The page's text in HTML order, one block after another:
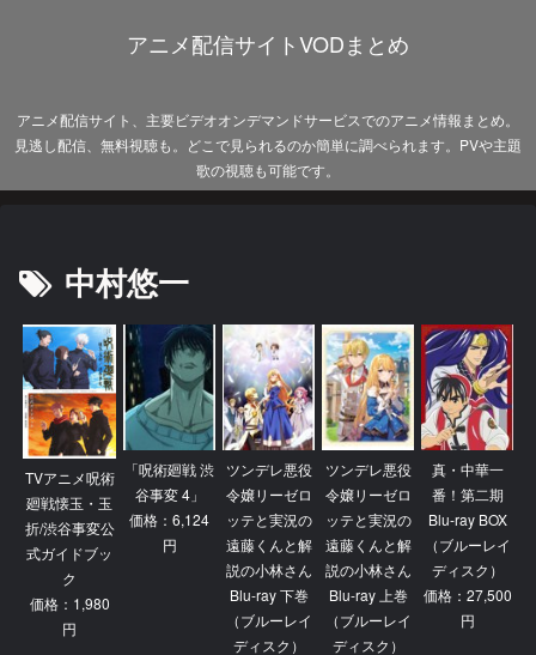
アニメ配信サイトVODまとめ
アニメ配信サイト、主要ビデオオンデマンドサービスでのアニメ情報まとめ。
見逃し配信、無料視聴も。どこで見られるのか簡単に調べられます。PVや主題
歌の視聴も可能です。
中村悠一
TVアニメ呪術
廻戦懐玉・玉
折/渋谷事変公
式ガイドブッ
ク
価格：1,980
円
「呪術廻戦 渋
谷事変 4」
価格：6,124
円
ツンデレ悪役
令嬢リーゼロ
ッテと実況の
遠藤くんと解
説の小林さん
Blu-ray 下巻
（ブルーレイ
ディスク）
ツンデレ悪役
令嬢リーゼロ
ッテと実況の
遠藤くんと解
説の小林さん
Blu-ray 上巻
（ブルーレイ
ディスク）
真・中華一
番！第二期
Blu-ray BOX
（ブルーレイ
ディスク）
価格：27,500
円